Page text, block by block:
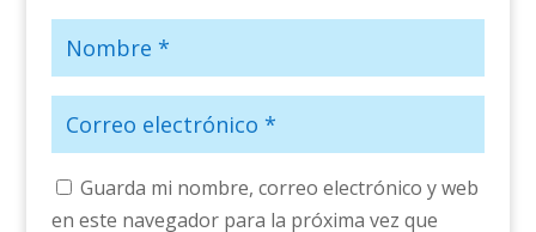
Guarda mi nombre, correo electrónico y web
en este navegador para la próxima vez que